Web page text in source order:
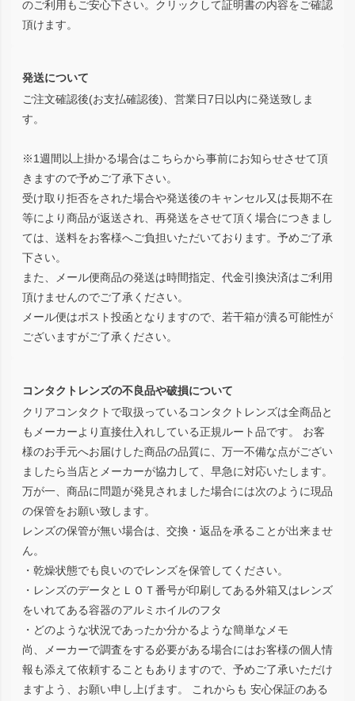
のご利用もご安心下さい。クリックして証明書の内容をご確認
頂けます。
発送について
ご注文確認後(お支払確認後)、営業日7日以内に発送致しま
す。
※1週間以上掛かる場合はこちらから事前にお知らせさせて頂
きますので予めご了承下さい。
受け取り拒否をされた場合や発送後のキャンセル又は長期不在
等により商品が返送され、再発送をさせて頂く場合につきまし
ては、送料をお客様へご負担いただいております。予めご了承
下さい。
また、メール便商品の発送は時間指定、代金引換決済はご利用
頂けませんのでご了承ください。
メール便はポスト投函となりますので、若干箱が潰る可能性が
ございますがご了承ください。
コンタクトレンズの不良品や破損について
クリアコンタクトで取扱っているコンタクトレンズは全商品と
もメーカーより直接仕入れしている正規ルート品です。 お客
様のお手元へお届けした商品の品質に、万一不備な点がござい
ましたら当店とメーカーが協力して、早急に対応いたします。
万が一、商品に問題が発見されました場合には次のように現品
の保管をお願い致します。
レンズの保管が無い場合は、交換・返品を承ることが出来ませ
ん。
・乾燥状態でも良いのでレンズを保管してください。
・レンズのデータとＬＯＴ番号が印刷してある外箱又はレンズ
をいれてある容器のアルミホイルのフタ
・どのような状況であったか分かるような簡単なメモ
尚、メーカーで調査をする必要がある場合にはお客様の個人情
報も添えて依頼することもありますので、予めご了承いただけ
ますよう、お願い申し上げます。 これからも 安心保証のある